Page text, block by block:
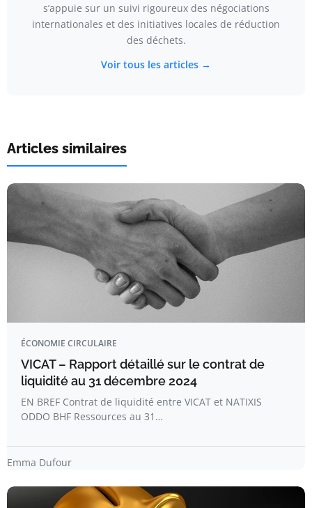
s’appuie sur un suivi rigoureux des négociations
internationales et des initiatives locales de réduction
des déchets.
Voir tous les articles →
Articles similaires
ÉCONOMIE CIRCULAIRE
VICAT – Rapport détaillé sur le contrat de
liquidité au 31 décembre 2024
EN BREF Contrat de liquidité entre VICAT et NATIXIS
ODDO BHF Ressources au 31…
Emma Dufour